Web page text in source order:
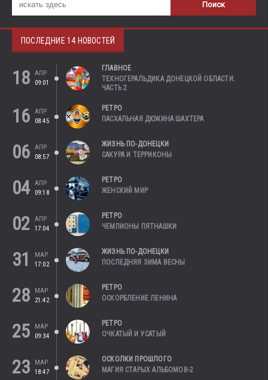
ПОСЛЕДНИЕ 14 НОВОСТЕЙ
18
АПР
09:01
ГЛАВНОЕ
ТЕХНОГЕРАЛЬДИКА ДОНЕЦКОЙ ОБЛАСТИ.
ЧАСТЬ 2
16
АПР
08:45
РЕТРО
ПАСХАЛЬНАЯ ДЮЖИНА ШАХТЕРА
06
АПР
08:57
ЖИЗНЬ ПО-ДОНЕЦКИ
САКУРА И ТЕРРИКОНЫ
04 АПР
09:18
РЕТРО
ЖЕНСКИЙ МИР
02
АПР
17:04
РЕТРО
ЧЕМПИОНЫ ПЯТНАШКИ
31
МАР
17:02
ЖИЗНЬ ПО-ДОНЕЦКИ
ПОСЛЕДНЯЯ ЗИМА ВЕСНЫ
28
МАР
21:42
РЕТРО
ОСКОРБЛЕНИЕ ЛЕНИНА
25
МАР
09:34
РЕТРО
ОЧКАТЫЙ И УСАТЫЙ
23
МАР
18:47
ОСКОЛКИ ПРОШЛОГО
МАГИЯ СТАРЫХ АЛЬБОМОВ-2